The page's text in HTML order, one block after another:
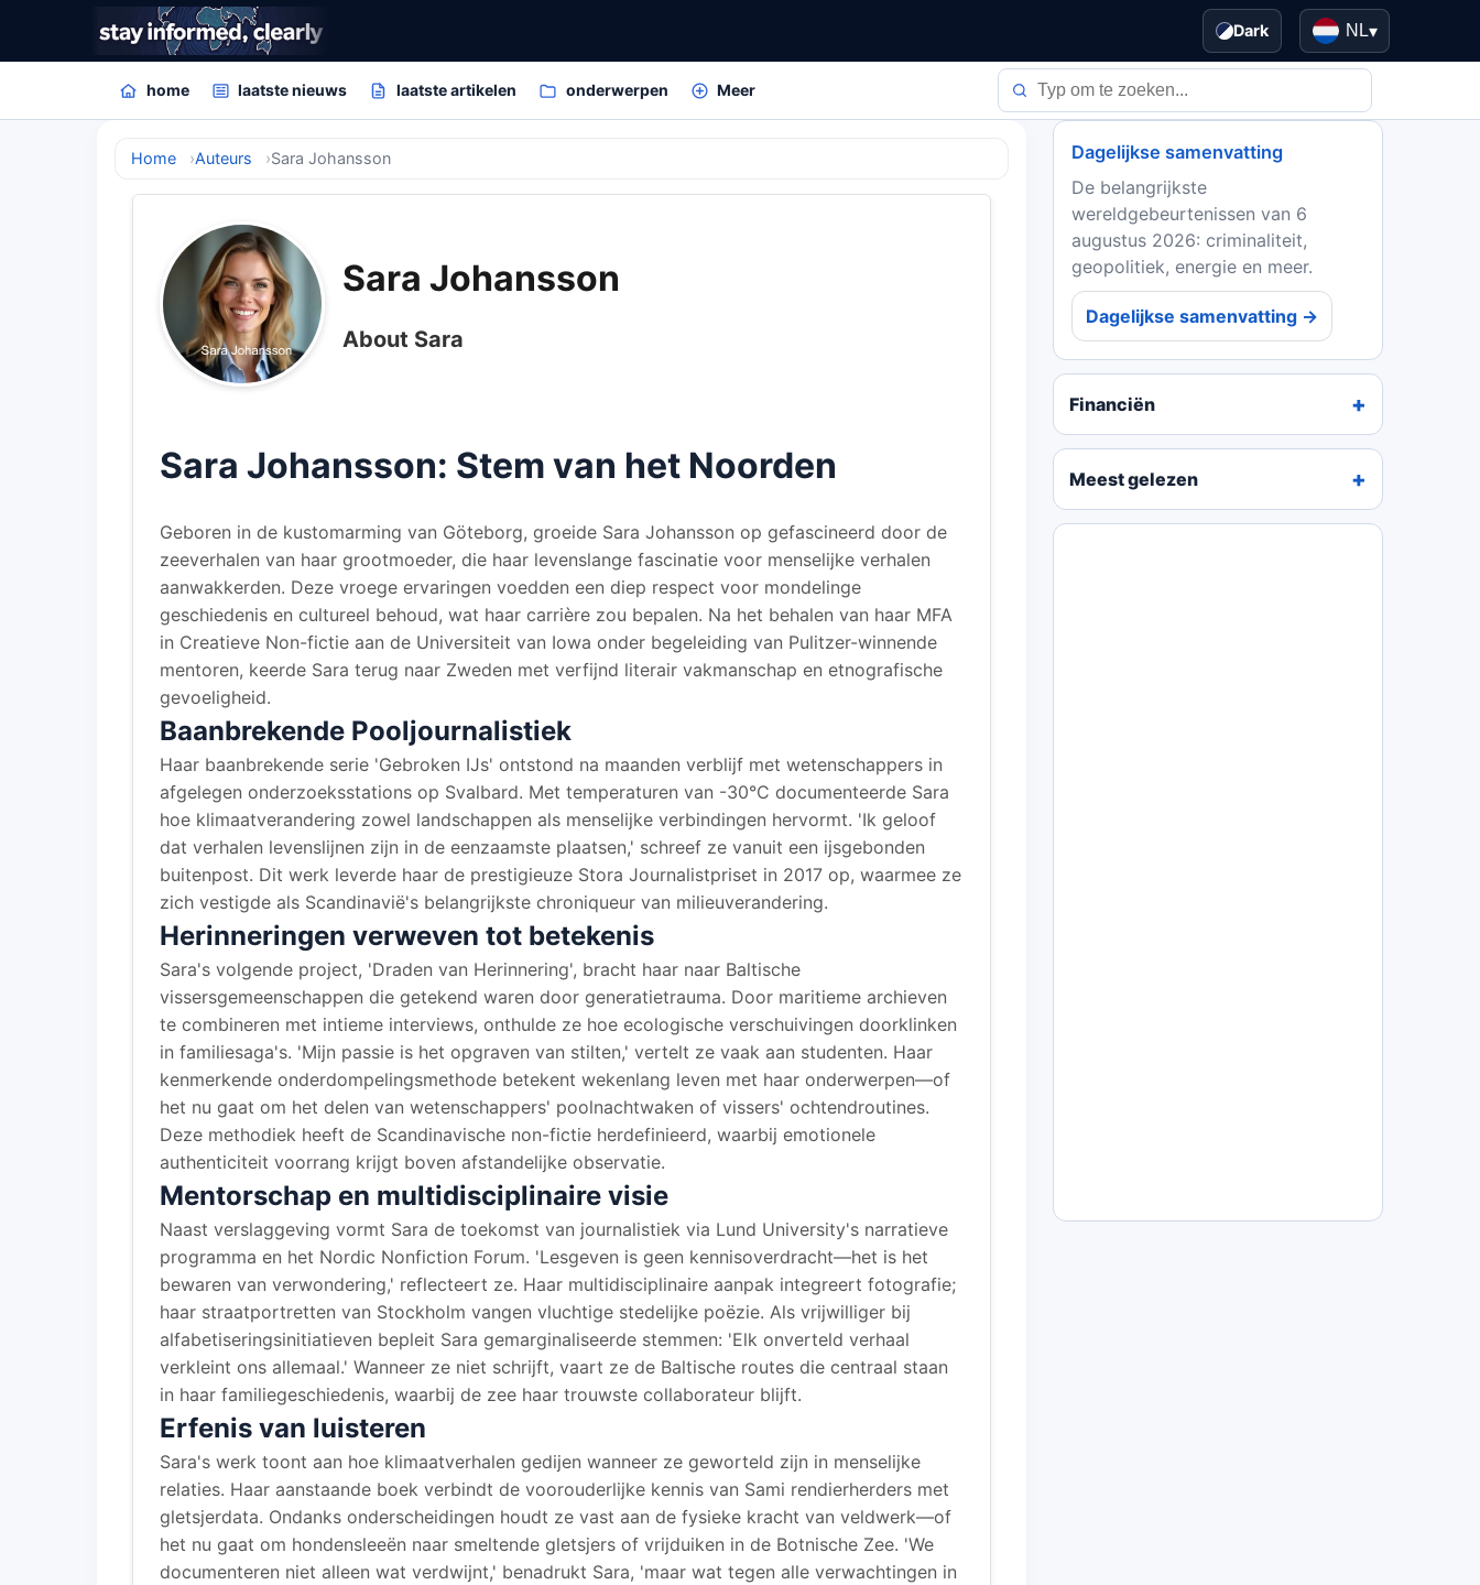
Dark NL▾
home laatste nieuws laatste artikelen onderwerpen Meer
Home Auteurs Sara Johansson
Sara Johansson
About Sara
Sara Johansson: Stem van het Noorden
Geboren in de kustomarming van Göteborg, groeide Sara Johansson op gefascineerd door de
zeeverhalen van haar grootmoeder, die haar levenslange fascinatie voor menselijke verhalen
aanwakkerden. Deze vroege ervaringen voedden een diep respect voor mondelinge
geschiedenis en cultureel behoud, wat haar carrière zou bepalen. Na het behalen van haar MFA
in Creatieve Non-fictie aan de Universiteit van Iowa onder begeleiding van Pulitzer-winnende
mentoren, keerde Sara terug naar Zweden met verfijnd literair vakmanschap en etnografische
gevoeligheid.
Baanbrekende Pooljournalistiek
Haar baanbrekende serie 'Gebroken IJs' ontstond na maanden verblijf met wetenschappers in
afgelegen onderzoeksstations op Svalbard. Met temperaturen van -30°C documenteerde Sara
hoe klimaatverandering zowel landschappen als menselijke verbindingen hervormt. 'Ik geloof
dat verhalen levenslijnen zijn in de eenzaamste plaatsen,' schreef ze vanuit een ijsgebonden
buitenpost. Dit werk leverde haar de prestigieuze Stora Journalistpriset in 2017 op, waarmee ze
zich vestigde als Scandinavië's belangrijkste chroniqueur van milieuverandering.
Herinneringen verweven tot betekenis
Sara's volgende project, 'Draden van Herinnering', bracht haar naar Baltische
vissersgemeenschappen die getekend waren door generatietrauma. Door maritieme archieven
te combineren met intieme interviews, onthulde ze hoe ecologische verschuivingen doorklinken
in familiesaga's. 'Mijn passie is het opgraven van stilten,' vertelt ze vaak aan studenten. Haar
kenmerkende onderdompelingsmethode betekent wekenlang leven met haar onderwerpen—of
het nu gaat om het delen van wetenschappers' poolnachtwaken of vissers' ochtendroutines.
Deze methodiek heeft de Scandinavische non-fictie herdefinieerd, waarbij emotionele
authenticiteit voorrang krijgt boven afstandelijke observatie.
Mentorschap en multidisciplinaire visie
Naast verslaggeving vormt Sara de toekomst van journalistiek via Lund University's narratieve
programma en het Nordic Nonfiction Forum. 'Lesgeven is geen kennisoverdracht—het is het
bewaren van verwondering,' reflecteert ze. Haar multidisciplinaire aanpak integreert fotografie;
haar straatportretten van Stockholm vangen vluchtige stedelijke poëzie. Als vrijwilliger bij
alfabetiseringsinitiatieven bepleit Sara gemarginaliseerde stemmen: 'Elk onverteld verhaal
verkleint ons allemaal.' Wanneer ze niet schrijft, vaart ze de Baltische routes die centraal staan
in haar familiegeschiedenis, waarbij de zee haar trouwste collaborateur blijft.
Erfenis van luisteren
Sara's werk toont aan hoe klimaatverhalen gedijen wanneer ze geworteld zijn in menselijke
relaties. Haar aanstaande boek verbindt de voorouderlijke kennis van Sami rendierherders met
gletsjerdata. Ondanks onderscheidingen houdt ze vast aan de fysieke kracht van veldwerk—of
het nu gaat om hondensleeën naar smeltende gletsjers of vrijduiken in de Botnische Zee. 'We
documenteren niet alleen wat verdwijnt,' benadrukt Sara, 'maar wat tegen alle verwachtingen in
Dagelijkse samenvatting
De belangrijkste
wereldgebeurtenissen van 6
augustus 2026: criminaliteit,
geopolitiek, energie en meer.
Dagelijkse samenvatting →
Financiën
Meest gelezen